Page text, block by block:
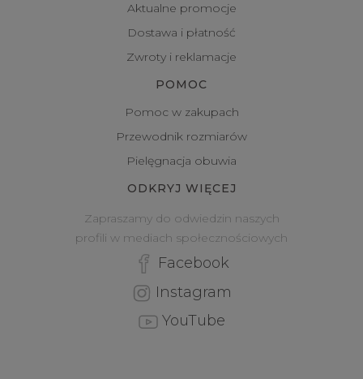
Aktualne promocje
Dostawa i płatność
Zwroty i reklamacje
POMOC
Pomoc w zakupach
Przewodnik rozmiarów
Pielęgnacja obuwia
ODKRYJ WIĘCEJ
Zapraszamy do odwiedzin naszych
profili w mediach społecznościowych
Facebook
Instagram
YouTube